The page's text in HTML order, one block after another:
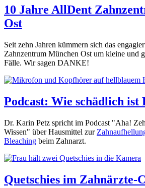
10 Jahre AllDent
Ost
Seit zehn Jahren kümmern sich das
Zahnzentrum München Ost um kleine und
Fälle. Wir sagen DANKE!
Podcast: Wie schädlich ist
Dr. Karin Petz spricht im Podcast "Aha!
Wissen" über Hausmittel zur
Bleaching beim Zahnarzt.
Quetschies im Zahnärzte-